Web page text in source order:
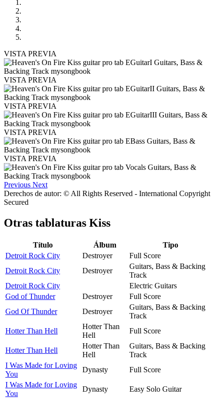
VISTA PREVIA
VISTA PREVIA
VISTA PREVIA
VISTA PREVIA
VISTA PREVIA
Previous Next
Derechos de autor: © All Rights Reserved - International Copyright
Secured
Otras tablaturas Kiss
Título Álbum
Tipo
Detroit Rock City
Destroyer
Full Score
Detroit Rock City
Destroyer
Guitars, Bass & Backing
Track
Detroit Rock City
Electric Guitars
God of Thunder
Destroyer
Full Score
God Of Thunder
Destroyer
Guitars, Bass & Backing
Track
Hotter Than Hell
Hotter Than
Hell
Full Score
Hotter Than Hell
Hotter Than
Hell
Guitars, Bass & Backing
Track
I Was Made for Loving
You
Dynasty
Full Score
I Was Made for Loving
You
Dynasty
Easy Solo Guitar